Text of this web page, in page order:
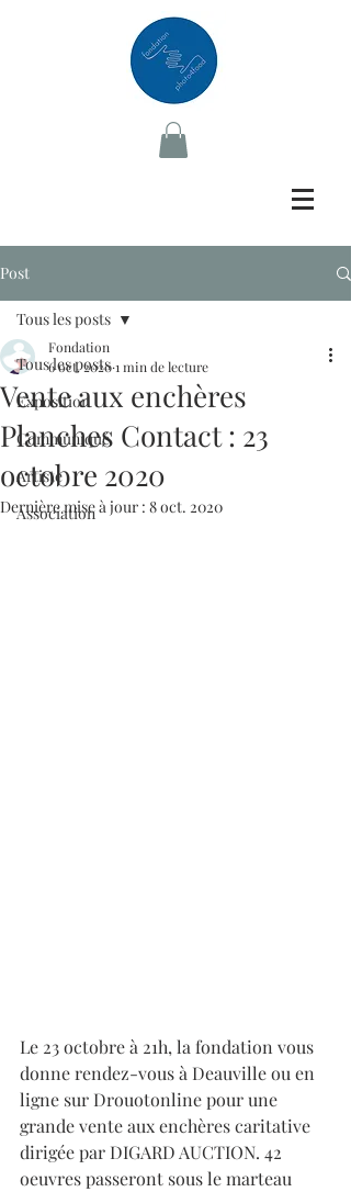
Post
Tous les posts
Exposition
Communiqué
Artiste
Association
Tous les posts
Vente aux enchères
Planches Contact : 23
octobre 2020
Fondation
6 oct. 20201 min de lecture
Dernière mise à jour : 8 oct. 2020
Le 23 octobre à 21h, la fondation vous
donne rendez-vous à Deauville ou en
ligne sur Drouotonline pour une
grande vente aux enchères caritative
dirigée par DIGARD AUCTION. 42
oeuvres passeront sous le marteau